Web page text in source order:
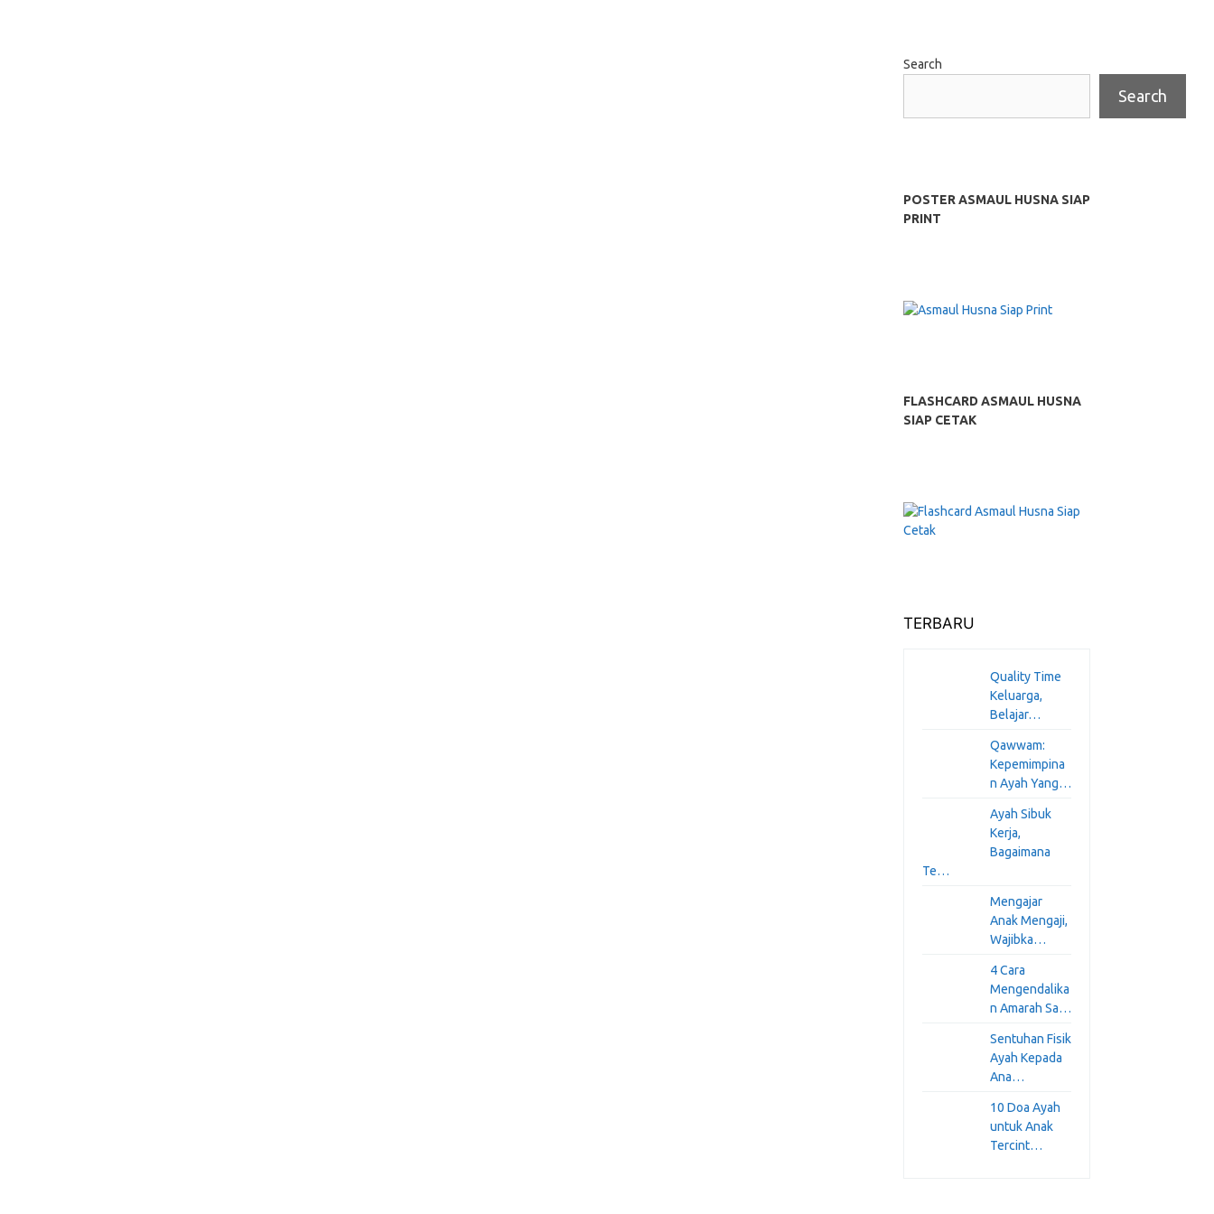
Search
Search
POSTER ASMAUL HUSNA SIAP
PRINT
FLASHCARD ASMAUL HUSNA
SIAP CETAK
TERBARU
Quality Time
Keluarga,
Belajar…
Qawwam:
Kepemimpina
n Ayah Yang…
Ayah Sibuk
Kerja,
Bagaimana
Te…
Mengajar
Anak Mengaji,
Wajibka…
4 Cara
Mengendalika
n Amarah Sa…
Sentuhan Fisik
Ayah Kepada
Ana…
10 Doa Ayah
untuk Anak
Tercint…